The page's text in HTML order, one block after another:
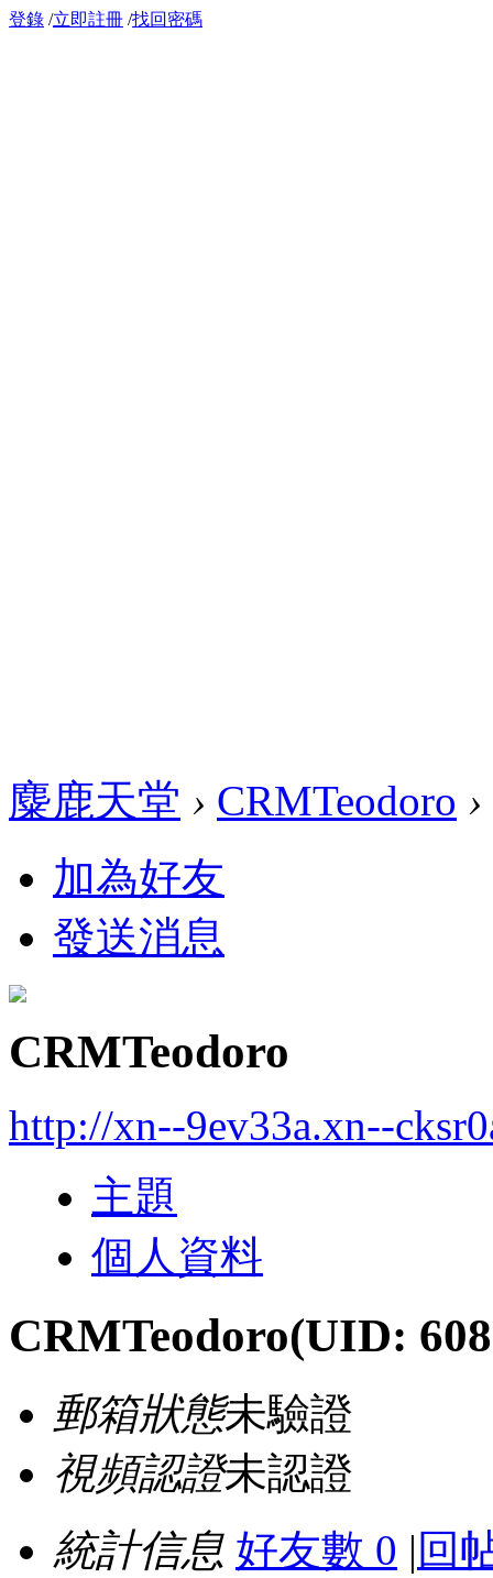
登錄 /立即註冊 /找回密碼
麋鹿天堂 › CRMTeodoro ›
加為好友
發送消息
CRMTeodoro
http://xn--9ev33a.xn--
主題
個人資料
CRMTeodoro(UID:
郵箱狀態未驗證
視頻認證未認證
統計信息 好友數 0 | 回